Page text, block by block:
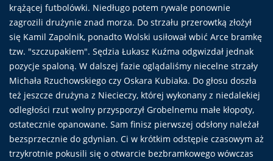
krążącej futbolówki. Niedługo potem rywale ponownie
zagrozili drużynie znad morza. Do strzału przerowtką złożył
się Kamil Zapolnik, ponadto Wolski usiłował wbić Arce bramkę
tzw. "szczupakiem". Sędzia Łukasz Kuźma odgwizdał jednak
pozycje spaloną. W dalszej fazie oglądaliśmy niecelne strzały
Michała Rzuchowskiego czy Oskara Kubiaka. Do głosu doszła
też jeszcze drużyna z Niecieczy, której wykonany z niedalekiej
odległości rzut wolny przysporzył Grobelnemu małe kłopoty,
ostatecznie opanowane. Sam finisz pierwszej odsłony należał
bezsprzecznie do gdynian. Ci w krótkim odstępie czasowym aż
trzykrotnie pokusili się o otwarcie bezbramkowego wówczas